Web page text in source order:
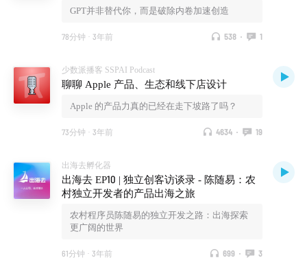
GPT并非替代你，而是破除内卷加速创造
78分钟 · 3年前 538 · 1
少数派播客 SSPAI Podcast
聊聊 Apple 产品、生态和线下店设计
Apple 的产品力真的已经在走下坡路了吗？
73分钟 · 3年前 4634 · 19
出海去孵化器
出海去 EP10 | 独立创客访谈录 - 陈随易：农
村独立开发者的产品出海之旅
农村程序员陈随易的独立开发之路：出海探索
更广阔的世界
61分钟 · 3年前 699 · 3